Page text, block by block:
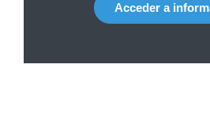
Acceder a